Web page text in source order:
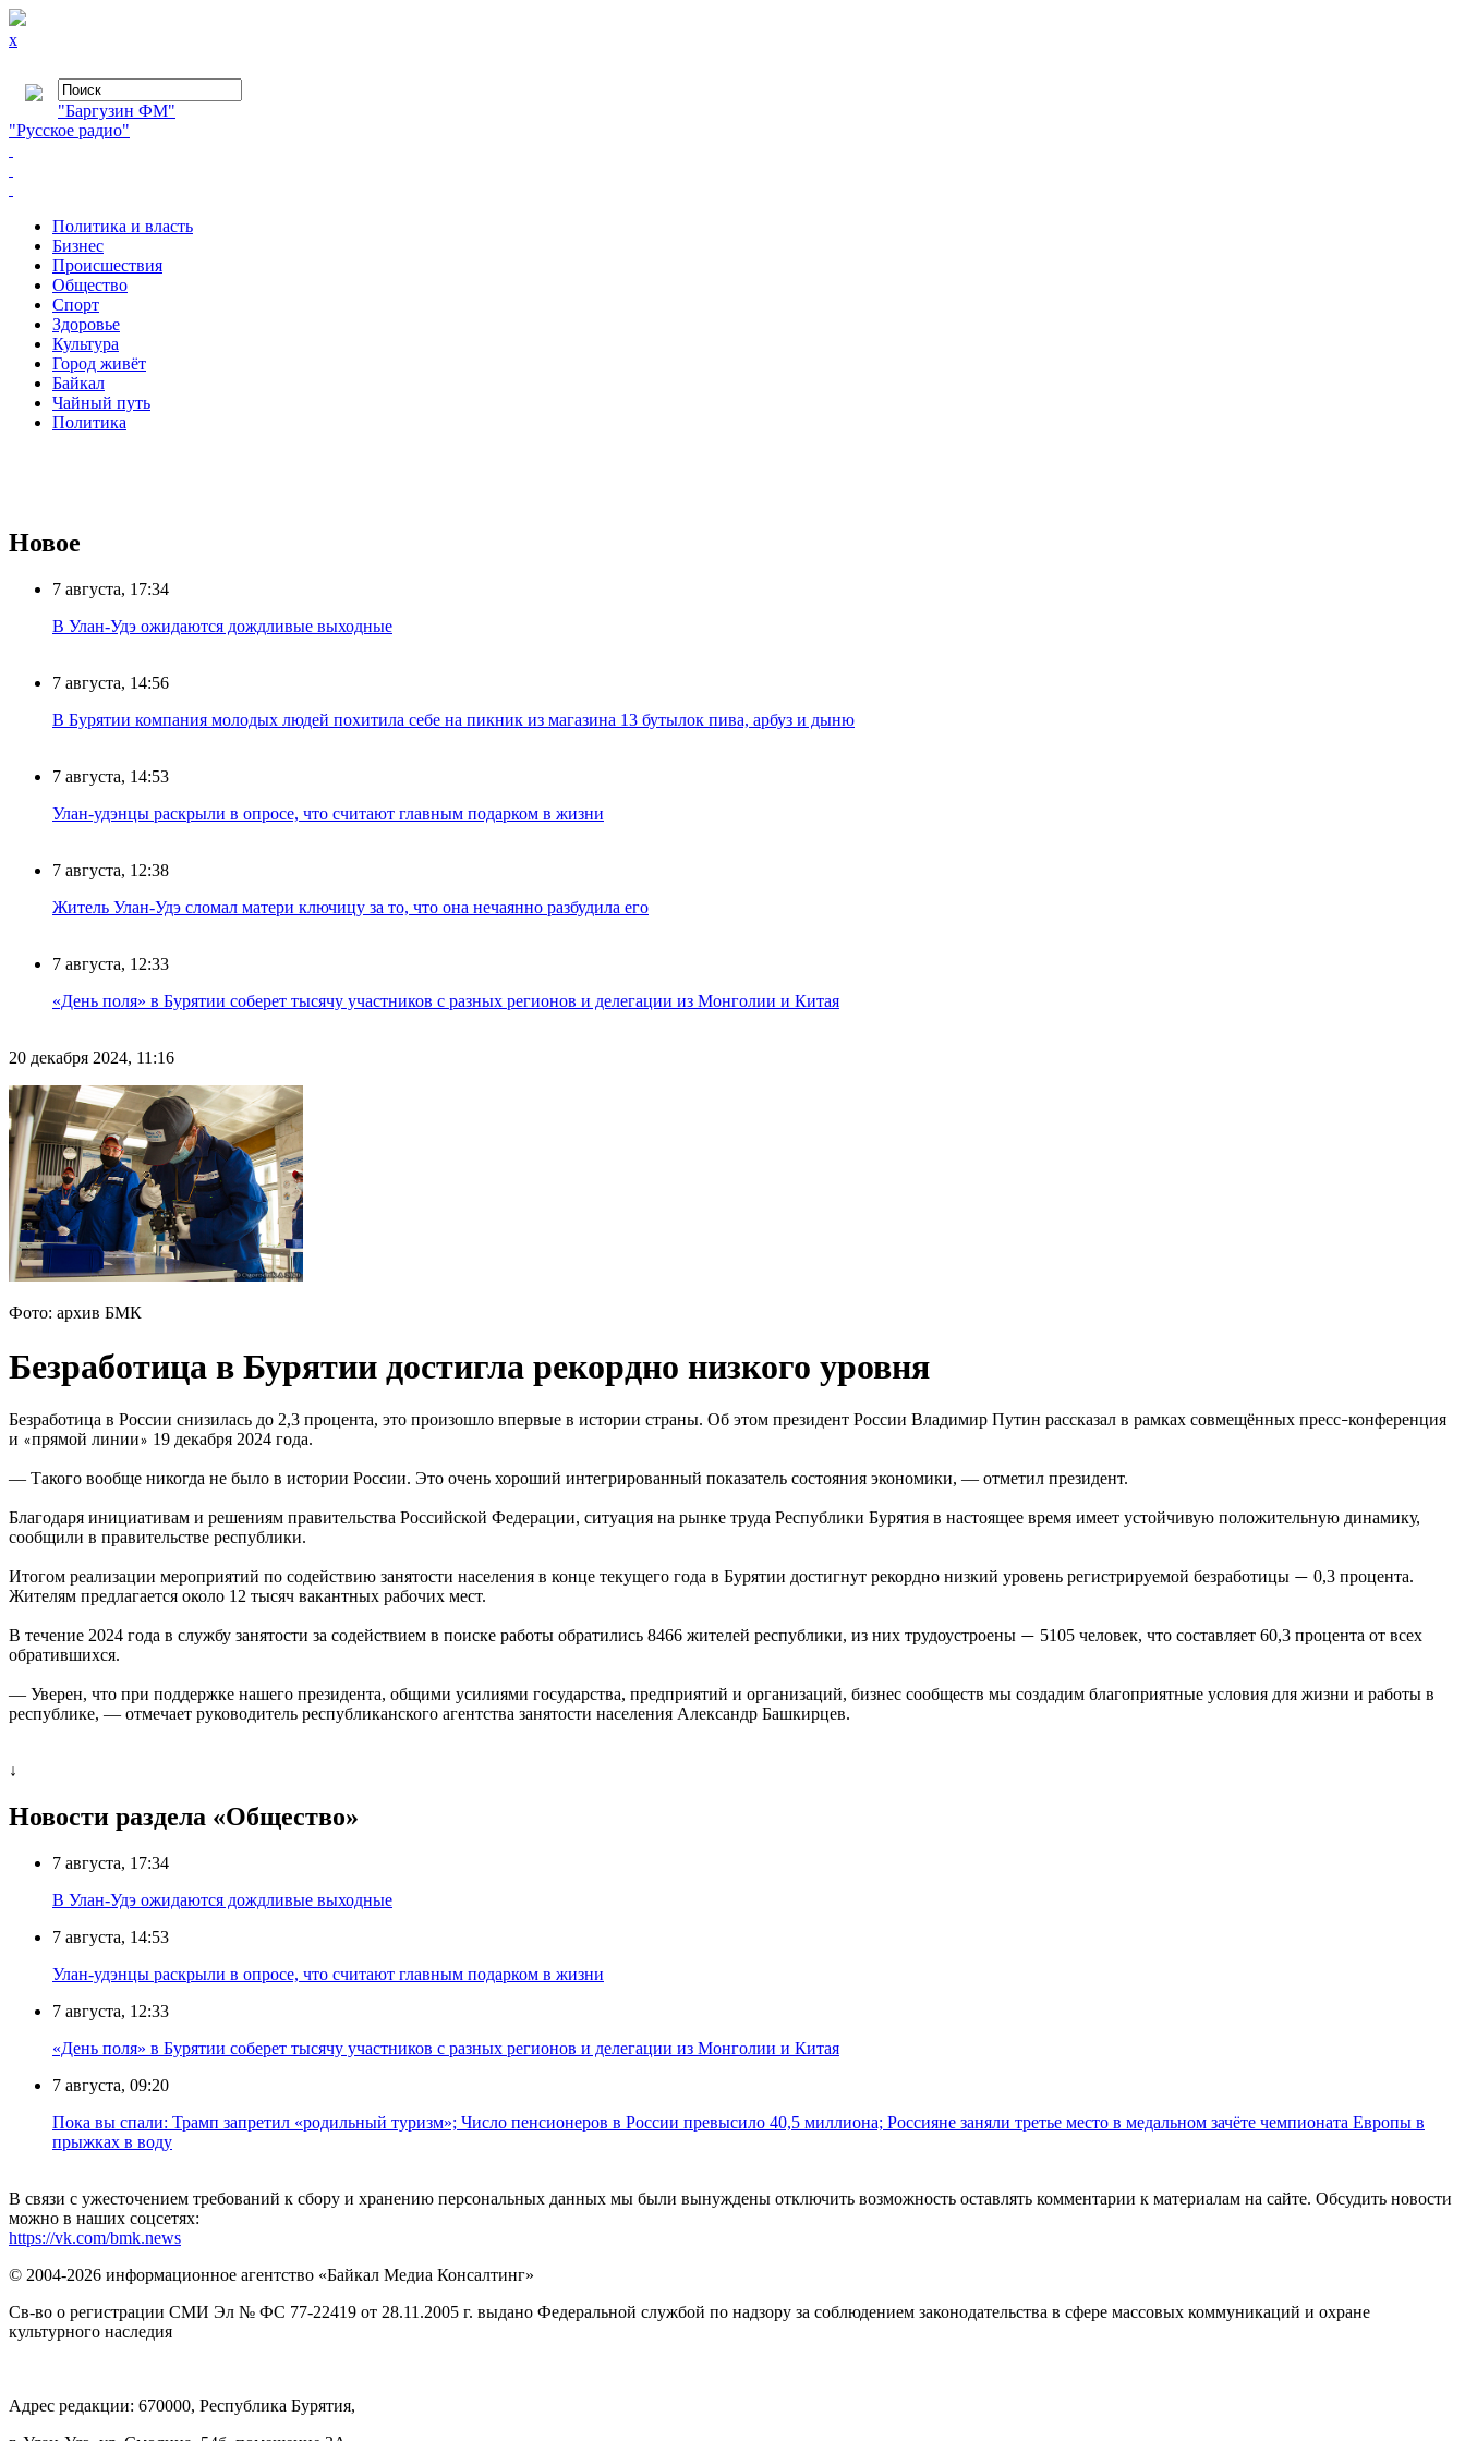
x
"Баргузин ФМ"
"Русское радио"
Политика и власть
Бизнес
Происшествия
Общество
Cпорт
Здоровье
Культура
Город живёт
Байкал
Чайный путь
Политика
Новое
7 августа, 17:34
В Улан-Удэ ожидаются дождливые выходные
7 августа, 14:56
В Бурятии компания молодых людей похитила себе на пикник из магазина 13 бутылок пива, арбуз и дыню
7 августа, 14:53
Улан-удэнцы раскрыли в опросе, что считают главным подарком в жизни
7 августа, 12:38
Житель Улан-Удэ сломал матери ключицу за то, что она нечаянно разбудила его
7 августа, 12:33
«День поля» в Бурятии соберет тысячу участников с разных регионов и делегации из Монголии и Китая
20 декабря 2024, 11:16
Фото: архив БМК
Безработица в Бурятии достигла рекордно низкого уровня
Безработица в России снизилась до 2,3 процента, это произошло впервые в истории страны. Об этом президент России Владимир Путин рассказал в рамках совмещённых пресс–конференция
и «прямой линии» 19 декабря 2024 года.
— Такого вообще никогда не было в истории России. Это очень хороший интегрированный показатель состояния экономики, — отметил президент.
Благодаря инициативам и решениям правительства Российской Федерации, ситуация на рынке труда Республики Бурятия в настоящее время имеет устойчивую положительную динамику,
сообщили в правительстве республики.
Итогом реализации мероприятий по содействию занятости населения в конце текущего года в Бурятии достигнут рекордно низкий уровень регистрируемой безработицы — 0,3 процента.
Жителям предлагается около 12 тысяч вакантных рабочих мест.
В течение 2024 года в службу занятости за содействием в поиске работы обратились 8466 жителей республики, из них трудоустроены — 5105 человек, что составляет 60,3 процента от всех
обратившихся.
— Уверен, что при поддержке нашего президента, общими усилиями государства, предприятий и организаций, бизнес сообществ мы создадим благоприятные условия для жизни и работы в
республике, — отмечает руководитель республиканского агентства занятости населения Александр Башкирцев.
↓
Новости раздела «Общество»
7 августа, 17:34
В Улан-Удэ ожидаются дождливые выходные
7 августа, 14:53
Улан-удэнцы раскрыли в опросе, что считают главным подарком в жизни
7 августа, 12:33
«День поля» в Бурятии соберет тысячу участников с разных регионов и делегации из Монголии и Китая
7 августа, 09:20
Пока вы спали: Трамп запретил «родильный туризм»; Число пенсионеров в России превысило 40,5 миллиона; Россияне заняли третье место в медальном зачёте чемпионата Европы в
прыжках в воду
В связи с ужесточением требований к сбору и хранению персональных данных мы были вынуждены отключить возможность оставлять комментарии к материалам на сайте. Обсудить новости
можно в наших соцсетях:
https://vk.com/bmk.news
© 2004-2026 информационное агентство «Байкал Медиа Консалтинг»
Св-во о регистрации СМИ Эл № ФС 77-22419 от 28.11.2005 г. выдано Федеральной службой по надзору за соблюдением законодательства в сфере массовых коммуникаций и охране
культурного наследия
Адрес редакции: 670000, Республика Бурятия,